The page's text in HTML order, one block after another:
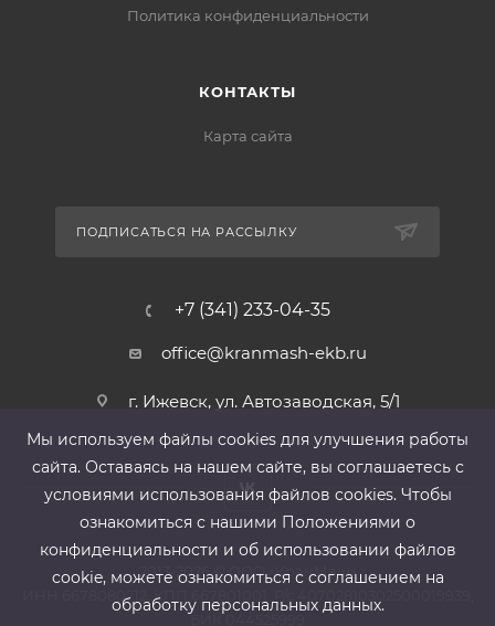
Политика конфиденциальности
КОНТАКТЫ
Карта сайта
ПОДПИСАТЬСЯ НА РАССЫЛКУ
+7 (341) 233-04-35
office@kranmash-ekb.ru
г. Ижевск, ул. Автозаводская, 5/1
2013-2026 ©ООО «КранМаш»
ИНН 6678080212, КПП 667801001 ,Р/с 40702810302500019939,
БИК 044525999
Мы используем файлы cооkies для улучшения работы
сайта. Оставаясь на нашем сайте, вы соглашаетесь с
условиями использования файлов cооkies. Чтобы
ознакомиться с нашими Положениями о
конфиденциальности и об использовании файлов
cookie, можете ознакомиться с соглашением на
обработку персональных данных.